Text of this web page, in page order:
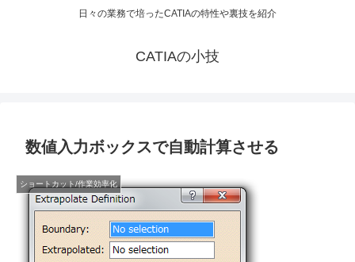
日々の業務で培ったCATIAの特性や裏技を紹介
CATIAの小技
数値入力ボックスで自動計算させる
ショートカット/作業効率化